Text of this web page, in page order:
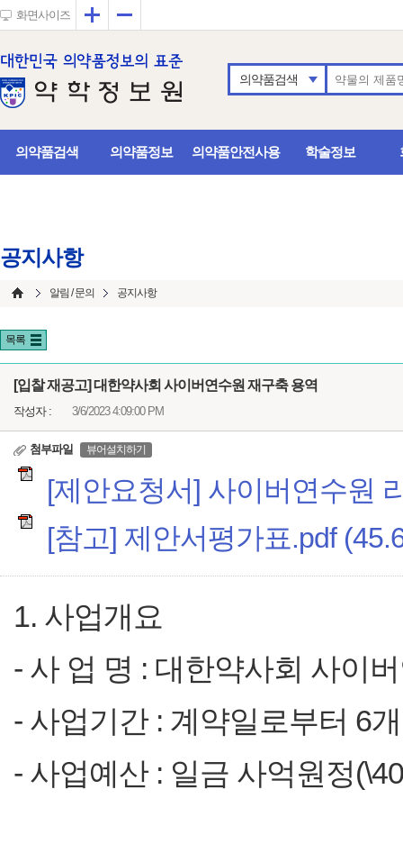
화면사이즈 확대
의약품검색
의약품검색 의약품정보 의약품안전사용 학술정보
공지사항
알림 / 문의 공지사항
목록
[입찰 재공고] 대한약사회 사이버연수원 재구축 용역
작성자 : 3/6/2023 4:09:00 PM
첨부파일 뷰어설치하기
[제안요청서] 사이버연수원
[참고] 제안서평가표.pdf
1. 사업개요
- 사 업 명 : 대한약사회 사이
- 사업기간 : 계약일로부터 6
- 사업예산 : 일금 사억원정